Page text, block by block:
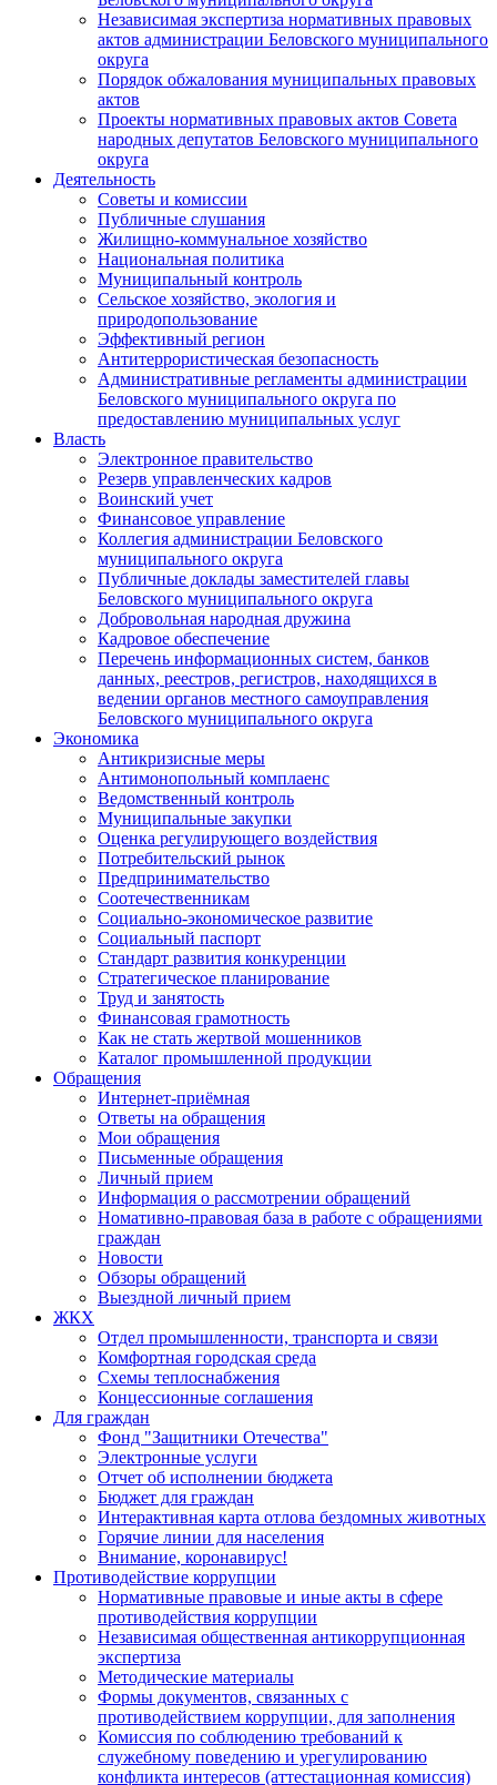
Независимая экспертиза нормативных правовых
актов администрации Беловского муниципального
округа
Порядок обжалования муниципальных правовых
актов
Проекты нормативных правовых актов Совета
народных депутатов Беловского муниципального
округа
Деятельность
Советы и комиссии
Публичные слушания
Жилищно-коммунальное хозяйство
Национальная политика
Муниципальный контроль
Сельское хозяйство, экология и
природопользование
Эффективный регион
Антитеррористическая безопасность
Административные регламенты администрации
Беловского муниципального округа по
предоставлению муниципальных услуг
Власть
Электронное правительство
Резерв управленческих кадров
Воинский учет
Финансовое управление
Коллегия администрации Беловского
муниципального округа
Публичные доклады заместителей главы
Беловского муниципального округа
Добровольная народная дружина
Кадровое обеспечение
Перечень информационных систем, банков
данных, реестров, регистров, находящихся в
ведении органов местного самоуправления
Беловского муниципального округа
Экономика
Антикризисные меры
Антимонопольный комплаенс
Ведомственный контроль
Муниципальные закупки
Оценка регулирующего воздействия
Потребительский рынок
Предпринимательство
Соотечественникам
Социально-экономическое развитие
Социальный паспорт
Стандарт развития конкуренции
Стратегическое планирование
Труд и занятость
Финансовая грамотность
Как не стать жертвой мошенников
Каталог промышленной продукции
Обращения
Интернет-приёмная
Ответы на обращения
Мои обращения
Письменные обращения
Личный прием
Информация о рассмотрении обращений
Номативно-правовая база в работе с обращениями
граждан
Новости
Обзоры обращений
Выездной личный прием
ЖКХ
Отдел промышленности, транспорта и связи
Комфортная городская среда
Схемы теплоснабжения
Концессионные соглашения
Для граждан
Фонд "Защитники Отечества"
Электронные услуги
Отчет об исполнении бюджета
Бюджет для граждан
Интерактивная карта отлова бездомных животных
Горячие линии для населения
Внимание, коронавирус!
Противодействие коррупции
Нормативные правовые и иные акты в сфере
противодействия коррупции
Независимая общественная антикоррупционная
экспертиза
Методические материалы
Формы документов, связанных с
противодействием коррупции, для заполнения
Комиссия по соблюдению требований к
служебному поведению и урегулированию
конфликта интересов (аттестационная комиссия)